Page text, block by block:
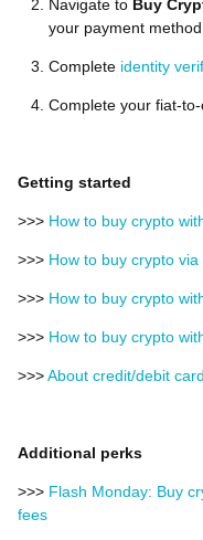
Navigate to Buy
your payment method.
Complete identity
Complete your fiat-
Getting started
>>> How to buy crypto
>>> How to buy crypto
>>> How to buy crypto
>>> How to buy crypto
>>>About credit/debit
Additional perks
>>> Flash Monday: Buy
fees